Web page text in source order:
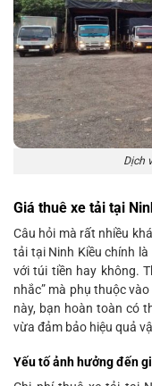
Dịch
Giá thuê xe tải tại
Câu hỏi mà rất nhiều
tải tại Ninh Kiều chính
với túi tiền hay không.
nhắc” mà phụ thuộc
này, bạn hoàn toàn có
vừa đảm bảo hiệu quả
Yếu tố ảnh hưởng đến